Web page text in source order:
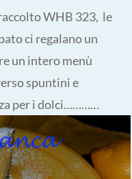
WHB 323, le
ci regalano un
un intero menù
spuntini e
per i dolci…………